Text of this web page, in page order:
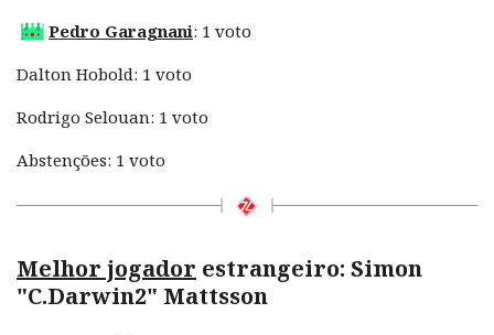
Pedro Garagnani: 1 voto
Dalton Hobold: 1 voto
Rodrigo Selouan: 1 voto
Abstenções: 1 voto
Melhor jogador estrangeiro: Simon
"C.Darwin2" Mattsson